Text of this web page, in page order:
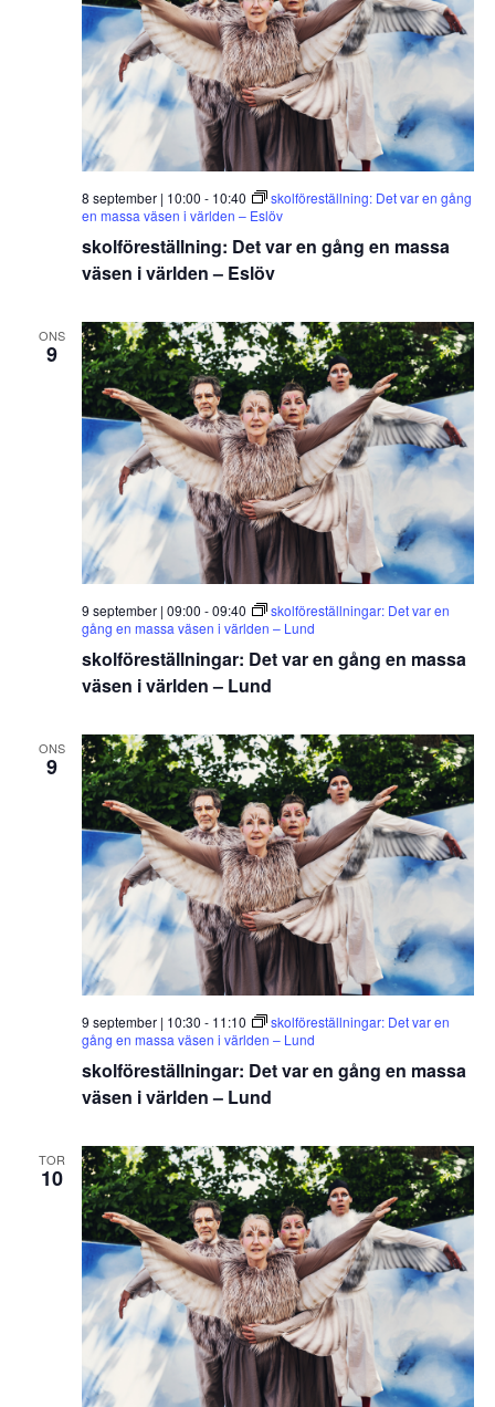
skolföreställning: Det var en gång en massa
väsen i världen – Eslöv
8 september | 10:00 - 10:40
skolföreställning: Det var en gång
en massa väsen i världen – Eslöv
ONS
9
skolföreställningar: Det var en gång en massa
väsen i världen – Lund
9 september | 09:00 -09:40
skolföreställningar: Det var en
gång en massa väsen i världen – Lund
ONS
9
skolföreställningar: Det var en gång en massa
väsen i världen – Lund
9 september | 10:30 - 11:10
skolföreställningar: Det var en
gång en massa väsen i världen – Lund
TOR
10